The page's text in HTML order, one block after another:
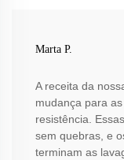
Marta P.
A receita da
mudança para
resistência.
sem quebras, e
terminam as